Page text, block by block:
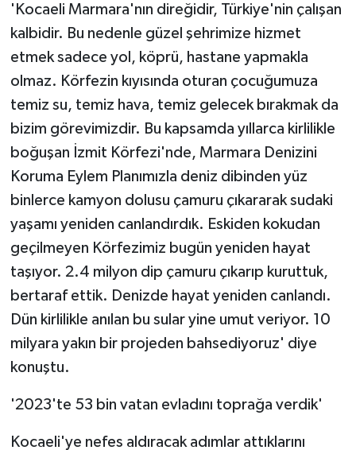
'Kocaeli Marmara'nın direğidir, Türkiye'nin çalışan
kalbidir. Bu nedenle güzel şehrimize hizmet
etmek sadece yol, köprü, hastane yapmakla
olmaz. Körfezin kıyısında oturan çocuğumuza
temiz su, temiz hava, temiz gelecek bırakmak da
bizim görevimizdir. Bu kapsamda yıllarca kirlilikle
boğuşan İzmit Körfezi'nde, Marmara Denizini
Koruma Eylem Planımızla deniz dibinden yüz
binlerce kamyon dolusu çamuru çıkararak sudaki
yaşamı yeniden canlandırdık. Eskiden kokudan
geçilmeyen Körfezimiz bugün yeniden hayat
taşıyor. 2.4 milyon dip çamuru çıkarıp kuruttuk,
bertaraf ettik. Denizde hayat yeniden canlandı.
Dün kirlilikle anılan bu sular yine umut veriyor. 10
milyara yakın bir projeden bahsediyoruz' diye
konuştu.
'2023'te 53 bin vatan evladını toprağa verdik'
Kocaeli'ye nefes aldıracak adımlar attıklarını